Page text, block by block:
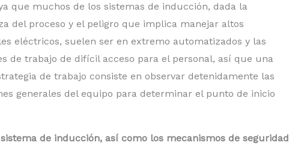
que muchos de los sistemas de inducción, dada la
del proceso y el peligro que implica manejar altos
eléctricos, suelen ser en extremo automatizados y las
de trabajo de difícil acceso para el personal, así que una
de trabajo consiste en observar detenidamente las
generales del equipo para determinar el punto de inicio
de inducción, así como los mecanismos de seguridad